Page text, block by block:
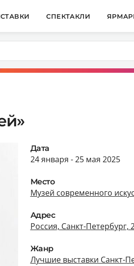
СПЕКТАКЛИ
Дата
24 января - 25 мая 2025
Место
Музей современного
Адрес
Россия, Санкт-Петербург,
Жанр
Лучшие выставки Санкт-